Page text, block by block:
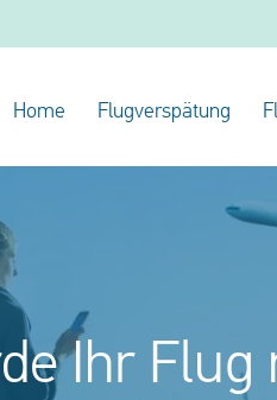
Home Flugverspätung
Ihr